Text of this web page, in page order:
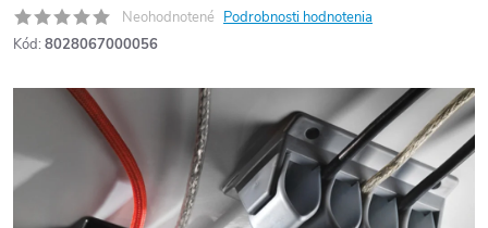
Neohodnotené Podrobnosti hodnotenia
Kód: 8028067000056